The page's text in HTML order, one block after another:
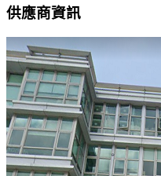
供應商資訊